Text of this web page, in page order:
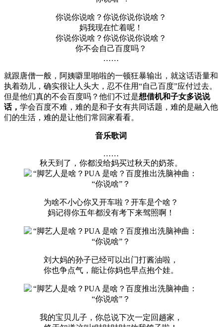
你说你说啥？你说你说你说啥？
妈我现在忙着呢！
你说你说啥？你说你说你说啥？
你不会自己百度吗？
……
就跟唐僧一般，阿姨噼里啪啦的一顿狂暴输出，就这话语量和
执着劲儿，确实很让人头大，忍不住用“自己百度”应付过去。
但是他们真的不会百度吗？他们不过是想借机和子女多说说
话， 学会百度不难，难的是和子女有共同话题，难的是融入他
们的生活，难的是让他们常回家看看。
音乐歌词
……
秋天到了，你都没给妈买过秋天的奶茶。
为啥不小心你又开车啦？开车是个啥？
妈记得你五年都没有考下来驾照啊！
刘大妈的孙子已经可以出门打酱油啦，
你也争点气，能让你妈也早点抱个娃。
我的宝贝儿子，你总说下次一定回趟家，